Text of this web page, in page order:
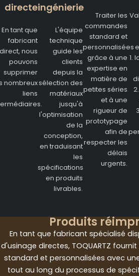
directe
En tant que
fabricant
direct, nous
pouvons
supprimer
nombreux
liens
ingénierie
L'équipe
technique
guide les
clients
depuis la
sélection des
matériaux
jusqu'à
l'optimisation
de la
conception,
en traduisant
les
spécifications
en produits
livrables.
Traiter les
commandes
standard et
personnalisées
grâce à une
expertise en
matière de
petites séries
et à une
rigueur de
prototypage
afin de
respecter les
délais
urgents.
1.
Produits
En tant que fabricant spécialisé
d'usinage directes, TOQUARTZ
standard et personnalisées avec
tout au long du processus de